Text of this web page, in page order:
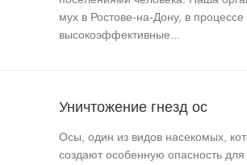
мух в Ростове-на-Дону, в
высокоэффективные...
Уничтожение гнезд ос
Осы, один из видов насекомых,
создают особенную опасность